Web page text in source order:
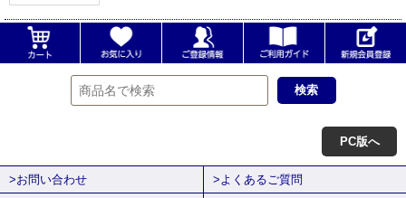
PC版へ
>お問い合わせ
>よくあるご質問